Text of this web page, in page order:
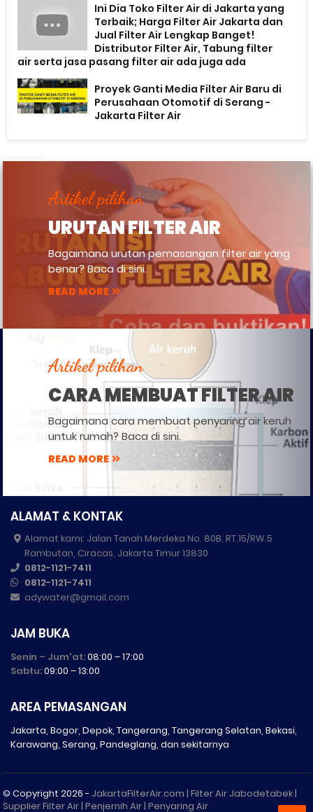
Ini Dia Toko Filter Air di Jakarta yang
Terbaik; Harga Filter Air Jakarta dan
Jual Filter Air Lengkap Banget!
Distributor Filter Air, Tabung filter
air serta jasa pasang filter air ada juga ada
Proyek Ganti Media Filter Air Baru di
Perusahaan Otomotif di Serang -
Jakarta Filter Air
Artikel pilihan
URUTAN FILTER AIR
Bagaimana urutan pemasangan filter air yang
benar? Baca di sini.
READ MORE
Artikel pilihan
CARA MEMBUAT FILTER AIR
Bagaimana cara membuat penyaring air keruh
untuk rumah? Baca di sini.
READ MORE
ALAMAT & KONTAK
Alamat kami: Jalan Tanah Merdeka No. 80B, RT.15/RW.5
Rambutan, Ciracas, Jakarta Timur 13830
0812-1121-7411
0812-1121-7411
adywater@gmail.com
JAM BUKA
Senin – Jum'at:08:00 – 17:00
Sabtu:09:00 – 13:00
AREA PEMASANGAN
Jakarta, Bogor, Depok, Tangerang, Tangerang Selatan, Bekasi,
Karawang, Serang, Pandeglang, dan sekitarnya
© Copyright2026 - JakartaFilterAir.com | Filter Air Jabodetabek |
Supplier Filter Air | Penjernih Air | Penyaring Air